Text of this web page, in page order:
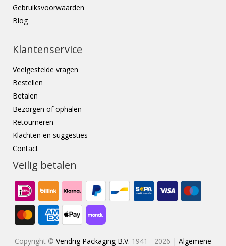
Gebruiksvoorwaarden
Blog
Klantenservice
Veelgestelde vragen
Bestellen
Betalen
Bezorgen of ophalen
Retourneren
Klachten en suggesties
Contact
Veilig betalen
Copyright © Vendrig Packaging B.V. 1941 - 2026 | Algemene